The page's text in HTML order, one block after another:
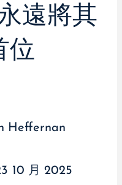
遠將其
位
Heffernan
10 月 2025